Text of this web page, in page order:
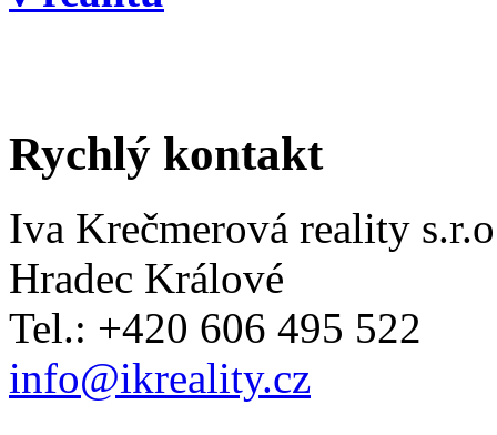
Rychlý kontakt
Iva Krečmerová reality
Hradec Králové
Tel.: +420 606 495 522
info@ikreality.cz